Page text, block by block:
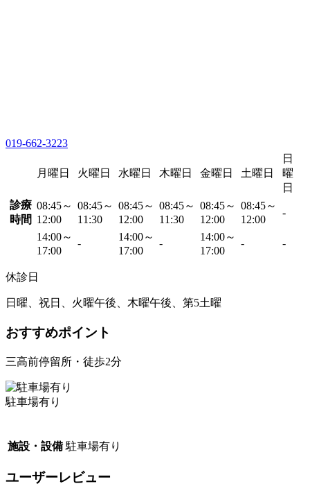
019-662-3223
月曜日 火曜日 水曜日 木曜日 金曜日 土曜日
日
曜
日
診療
時間
08:45～
12:00
08:45～
11:30
08:45～
12:00
08:45～
11:30
08:45～
12:00
08:45～
12:00
-
14:00～
17:00
-
14:00～
17:00
-
14:00～
17:00
- -
休診日
日曜、祝日、火曜午後、木曜午後、第5土曜
おすすめポイント
三高前停留所・徒歩2分
駐車場有り
施設・設備 駐車場有り
ユーザーレビュー